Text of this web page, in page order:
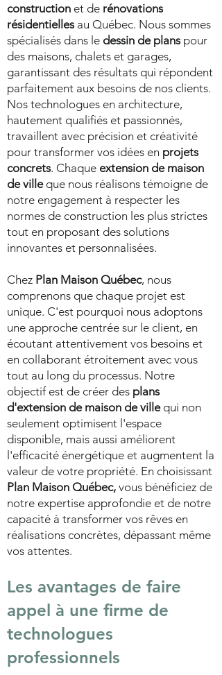
construction et de rénovations
résidentiellesau Québec. Nous sommes
spécialisés dans le dessin de planspour
des maisons, chalets et garages,
garantissant des résultats qui répondent
parfaitement aux besoins de nos clients.
Nos technologues en architecture,
hautement qualifiés et passionnés,
travaillent avec précision et créativité
pour transformer vos idées en projets
concrets. Chaque extension de maison
de villeque nous réalisons témoigne de
notre engagement à respecter les
normes de construction les plus strictes
tout en proposant des solutions
innovantes et personnalisées.
Chez Plan Maison Québec, nous
comprenons que chaque projet est
unique. C'est pourquoi nous adoptons
une approche centrée sur le client, en
écoutant attentivement vos besoins et
en collaborant étroitement avec vous
tout au long du processus. Notre
objectif est de créer des plans
d'extension de maison de villequi non
seulement optimisent l'espace
disponible, mais aussi améliorent
l'efficacité énergétique et augmentent la
valeur de votre propriété. En choisissant
Plan Maison Québec, vous bénéficiez de
notre expertise approfondie et de notre
capacité à transformer vos rêves en
réalisations concrètes, dépassant même
vos attentes.
Les avantages de faire
appel à une firme de
technologues
professionnels